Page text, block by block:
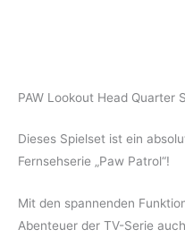
PAW Lookout Head Quarter
Dieses Spielset ist ein
Fernsehserie „Paw Patrol“!
Mit den spannenden
Abenteuer der TV-Serie